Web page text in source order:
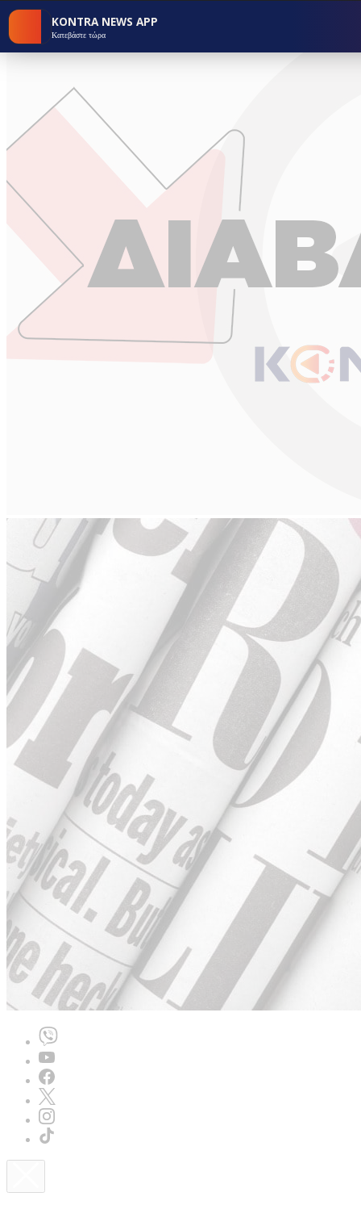
KONTRA NEWS APP
Κατεβάστε τώρα